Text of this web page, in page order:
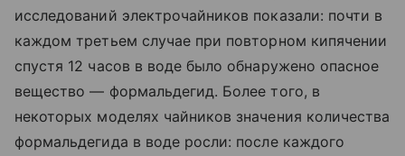
исследований электрочайников показали: почти в
каждом третьем случае при повторном кипячении
спустя 12 часов в воде было обнаружено опасное
вещество — формальдегид. Более того, в
некоторых моделях чайников значения количества
формальдегида в воде росли: после каждого